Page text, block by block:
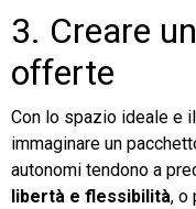
3. Creare
offerte
Con lo spazio ideale e
immaginare un
autonomi tendono a
libertà e flessibilità, o